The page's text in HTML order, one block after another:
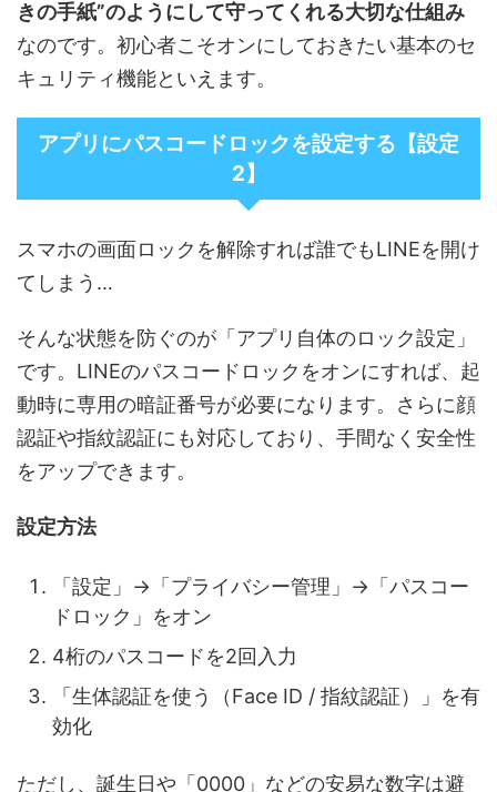
きの手紙”のようにして守ってくれる大切な仕組み
なのです。初心者こそオンにしておきたい基本のセ
キュリティ機能といえます。
アプリにパスコードロックを設定する【設定
2】
スマホの画面ロックを解除すれば誰でもLINEを開け
てしまう…
そんな状態を防ぐのが「アプリ自体のロック設定」
です。LINEのパスコードロックをオンにすれば、起
動時に専用の暗証番号が必要になります。さらに顔
認証や指紋認証にも対応しており、手間なく安全性
をアップできます。
設定方法
「設定」→「プライバシー管理」→「パスコー
ドロック」をオン
4桁のパスコードを2回入力
「生体認証を使う（Face ID / 指紋認証）」を有
効化
ただし、誕生日や「0000」などの安易な数字は避